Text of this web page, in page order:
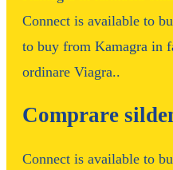
Connect is available to
to buy from Kamagra in
ordinare Viagra..
Comprare
Connect is available to